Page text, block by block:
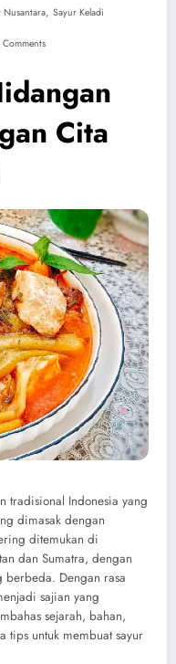
Nusantara, Sayur Keladi
Cita
tradisional Indonesia yang
dimasak dengan
ditemukan di
dan Sumatra, dengan
berbeda. Dengan rasa
sajian yang
sejarah, bahan,
tips untuk membuat sayur